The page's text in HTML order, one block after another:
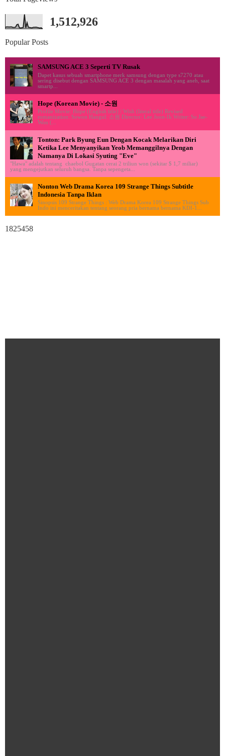
1,512,926
Popular Posts
SAMSUNG ACE 3 Seperti TV Rusak
Dapet kasus sebuah smartphone merk samsung dengan type s7270 atau
sering disebut dengan SAMSUNG ACE 3 dengan masalah yang aneh, saat
smartp...
Hope (Korean Movie) - 소원
Profile Movie: Hope (English title) / Wish (literal title) Revised
romanization: Sowon Hangul: 소원 Director: Lee Joon-Ik Writer: So Jae-
Won (...
Tonton: Park Byung Eun Dengan Kocak Melarikan Diri
Ketika Lee Menyanyikan Yeob Memanggilnya Dengan
Namanya Di Lokasi Syuting "Eve"
"Hawa" adalah tentang chaebol Gugatan cerai 2 triliun won (sekitar $ 1,7 miliar)
yang mengejutkan seluruh bangsa. Tanpa sepengeta...
Nonton Web Drama Korea 109 Strange Things Subtitle
Indonesia Tanpa Iklan
Sinopsis 109 Strange Things : Web Drama Korea 109 Strange Things Sub
Indo ini menceritakan tentang seorang pria bernama bernama KDI-1...
1825458